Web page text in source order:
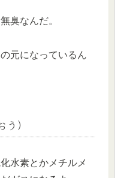
臭なんだ。
元になっているん
）
水素とかメチルメ